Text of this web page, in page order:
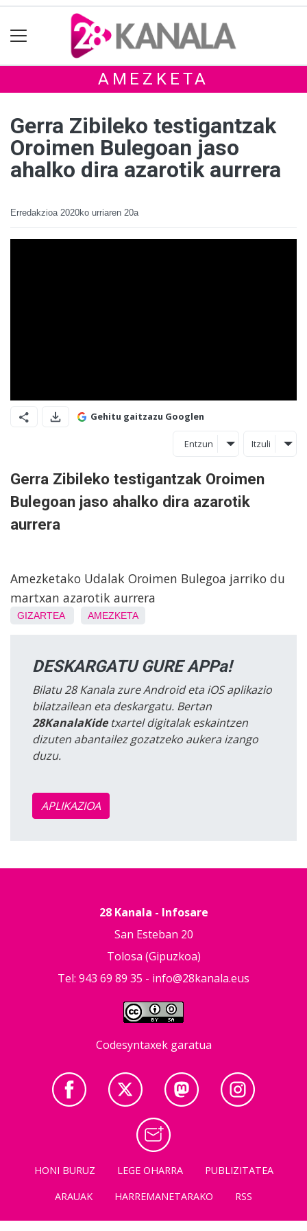
AMEZKETA
Gerra Zibileko testigantzak
Oroimen Bulegoan jaso
ahalko dira azarotik aurrera
Erredakzioa 2020ko urriaren 20a
Gehitu gaitzazu Googlen
Entzun Itzuli
Gerra Zibileko testigantzak Oroimen
Bulegoan jaso ahalko dira azarotik
aurrera
Amezketako Udalak Oroimen Bulegoa jarriko du
martxan azarotik aurrera
GIZARTEA AMEZKETA
DESKARGATU GURE APPa!
Bilatu 28 Kanala zure Android eta iOS aplikazio
bilatzailean eta deskargatu. Bertan
28KanalaKidetxartel digitalak eskaintzen
dizuten abantailez gozatzeko aukera izango
duzu.
APLIKAZIOA
28 Kanala - Infosare
San Esteban 20
Tolosa (Gipuzkoa)
Tel: 943 69 89 35 - info@28kanala.eus
Codesyntaxek garatua
HONI BURUZ LEGE OHARRA
PUBLIZITATEA
ARAUAK
HARREMANETARAKO RSS